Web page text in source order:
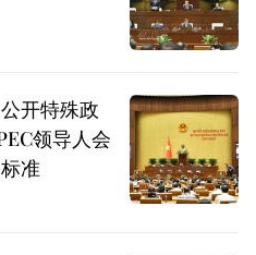
开特殊政
领导人会
准